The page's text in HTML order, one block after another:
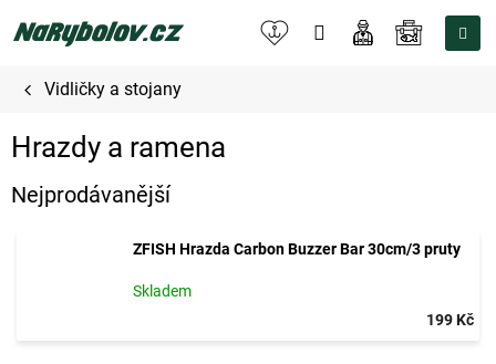
na
NÁKUPNÍ
Vidličky a stojany
Hrazdy a ramena
Nejprodávanější
ZFISH Hrazda Carbon Buzzer Bar 30cm/3 pruty
Skladem
199 Kč